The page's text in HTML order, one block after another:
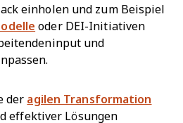
einholen und zum Beispiel
oder DEI-Initiativen
und
der agilen Transformation
effektiver Lösungen